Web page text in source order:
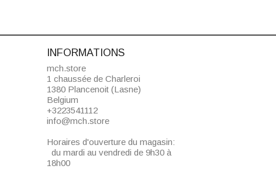
INFORMATIONS
mch.store
1 chaussée de Charleroi
1380 Plancenoit (Lasne)
Belgium
+3223541112
info@mch.store
Horaires d'ouverture du magasin:
du mardi au vendredi de 9h30 à
18h00